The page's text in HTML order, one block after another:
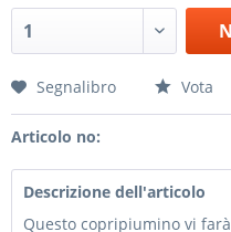
Segnalibro Vota
Articolo no:
Descrizione dell'articolo
Questo copripiumino vi